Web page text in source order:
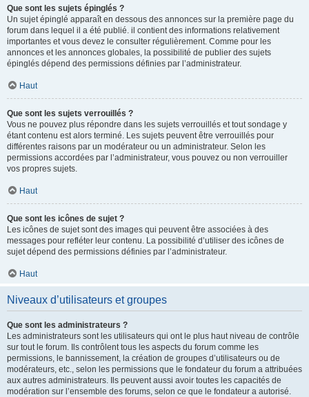
Que sont les sujets épinglés ?
Un sujet épinglé apparaît en dessous des annonces sur la première page du
forum dans lequel il a été publié. il contient des informations relativement
importantes et vous devez le consulter régulièrement. Comme pour les
annonces et les annonces globales, la possibilité de publier des sujets
épinglés dépend des permissions définies par l’administrateur.
Haut
Que sont les sujets verrouillés ?
Vous ne pouvez plus répondre dans les sujets verrouillés et tout sondage y
étant contenu est alors terminé. Les sujets peuvent être verrouillés pour
différentes raisons par un modérateur ou un administrateur. Selon les
permissions accordées par l’administrateur, vous pouvez ou non verrouiller
vos propres sujets.
Haut
Que sont les icônes de sujet ?
Les icônes de sujet sont des images qui peuvent être associées à des
messages pour refléter leur contenu. La possibilité d’utiliser des icônes de
sujet dépend des permissions définies par l’administrateur.
Haut
Niveaux d’utilisateurs et groupes
Que sont les administrateurs ?
Les administrateurs sont les utilisateurs qui ont le plus haut niveau de contrôle
sur tout le forum. Ils contrôlent tous les aspects du forum comme les
permissions, le bannissement, la création de groupes d’utilisateurs ou de
modérateurs, etc., selon les permissions que le fondateur du forum a attribuées
aux autres administrateurs. Ils peuvent aussi avoir toutes les capacités de
modération sur l’ensemble des forums, selon ce que le fondateur a autorisé.